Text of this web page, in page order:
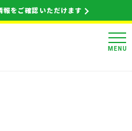
報をご確認いただけます
MENU